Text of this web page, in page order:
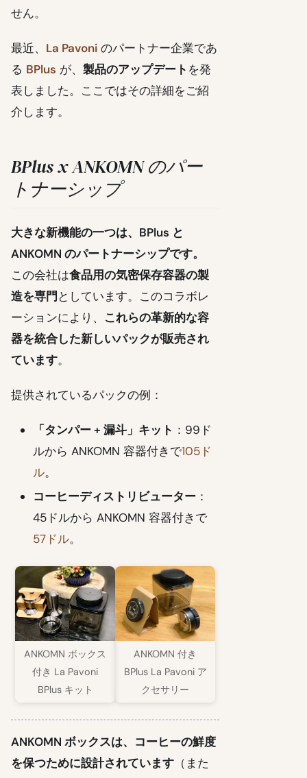
せん。
最近、 La Pavoni のパートナー企業であ
る BPlus が、 製品のアップデート を発
表しました。ここではその詳細をご紹
介します。
BPlus x ANKOMN のパー
トナーシップ
大きな新機能の一つは、BPlus と
ANKOMN のパートナーシップです。
この会社は食品用の気密保存容器の製
造を専門 としています。このコラボレ
ーションにより、 これらの革新的な容
器を統合した新しいパックが販売され
ています。
提供されているパックの例：
「タンパー + 漏斗」キット ：99ド
ルから ANKOMN 容器付きで105ド
ル。
コーヒーディストリビューター ：
45ドルから ANKOMN 容器付きで
57ドル。
ANKOMN ボックス
付き La Pavoni
BPlus キット
ANKOMN 付き
BPlus La Pavoni ア
クセサリー
ANKOMN ボックスは、コーヒーの鮮度
を保つために設計されています （また